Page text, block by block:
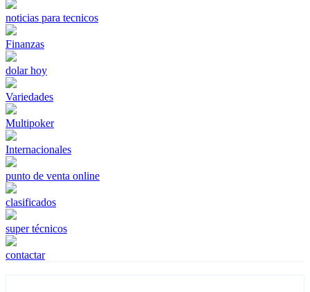
noticias para tecnicos
Finanzas
dolar hoy
Variedades
Multipoker
Internacionales
punto de venta online
clasificados
super técnicos
contactar